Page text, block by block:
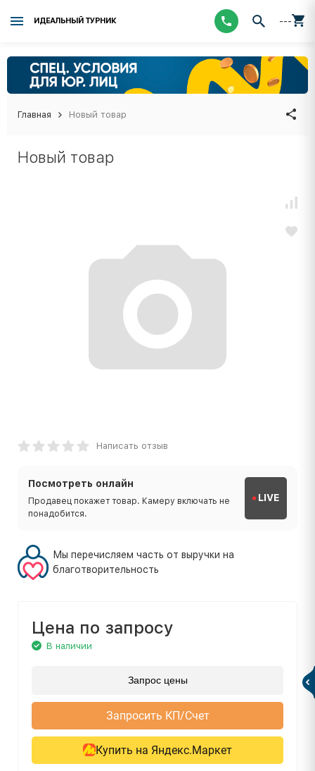
ИДЕАЛЬНЫЙ ТУРНИК ---
Главная Новый товар
Новый товар
Написать отзыв
Посмотреть онлайн
Продавец покажет товар. Камеру включать не
понадобится.
LIVE
Мы перечисляем часть от выручки на
благотворительность
Цена по запросу
В наличии
Запрос цены
Запросить КП/Счет
Купить на Яндекс.Маркет